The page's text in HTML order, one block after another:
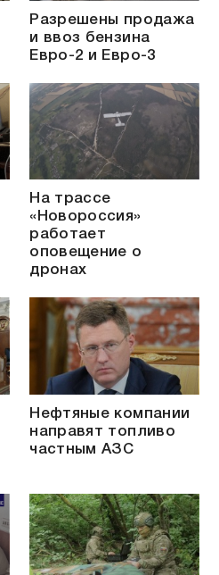
Разрешены продажа
и ввоз бензина
Евро-2 и Евро-3
На трассе
«Новороссия»
работает
оповещение о
дронах
Нефтяные компании
направят топливо
частным АЗС